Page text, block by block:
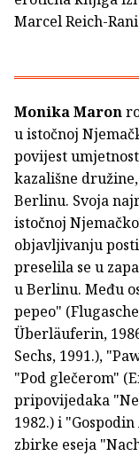
Marcel Reich-
Monika Maron
u istočnoj
povijest
kazališne
Berlinu. Svoja
istočnoj
objavljivanju
preselila se u
u Berlinu. Među
pepeo"
Überläuferin,
Sechs, 1991.),
"Pod glečerom"
pripovijedaka
1982.) i
zbirke eseja